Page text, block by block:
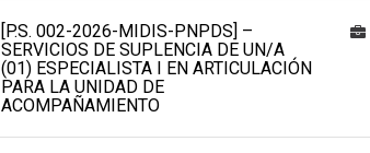
[P.S. 002-2026-MIDIS-PNPDS] –
SERVICIOS DE SUPLENCIA DE UN/A
(01) ESPECIALISTA I EN ARTICULACIÓN
PARA LA UNIDAD DE
ACOMPAÑAMIENTO